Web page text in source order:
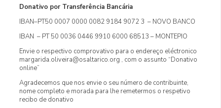
Donativo por Transferência Bancária
IBAN–PT50 0007 0000 0082 9184 9072 3 – NOVO BANCO
IBAN – PT 50 0036 0446 9910 6000 68513 – MONTEPIO
Envie o respectivo comprovativo para o endereço eléctronico
margarida.oliveira@osaltarico.org , com o assunto “Donativo
online”
Agradecemos que nos envie o seu número de contribuinte,
nome completo e morada para lhe remetermos o respetivo
recibo de donativo